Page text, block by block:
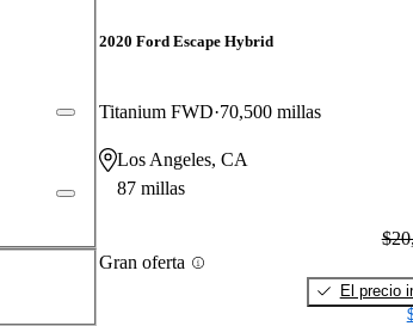
2020 Ford Escape Hybrid
Titanium FWD 70,500 millas
Los Angeles, CA
87 millas
Gran oferta
El precio